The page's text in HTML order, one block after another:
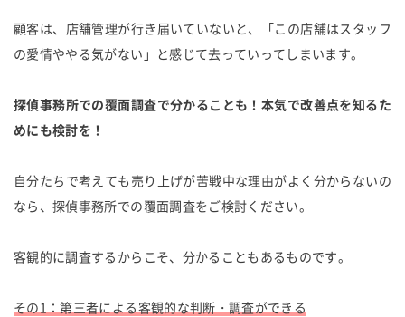
顧客は、店舗管理が行き届いていないと、「この店舗はスタッフ
の愛情ややる気がない」と感じて去っていってしまいます。
探偵事務所での覆面調査で分かることも！本気で改善点を知るた
めにも検討を！
自分たちで考えても売り上げが苦戦中な理由がよく分からないの
なら、探偵事務所での覆面調査をご検討ください。
客観的に調査するからこそ、分かることもあるものです。
その1：第三者による客観的な判断・調査ができる